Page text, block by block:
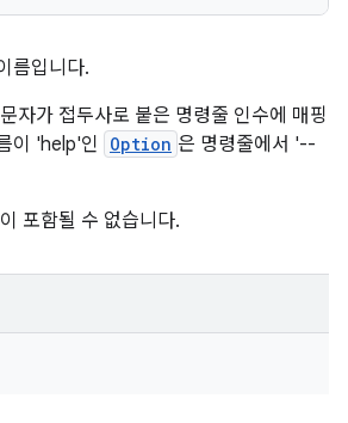
름입니다.
자가 접두사로 붙은 명령줄 인수에 매핑
이 'help'인
Option 은 명령줄에서 '--
포함될 수 없습니다.